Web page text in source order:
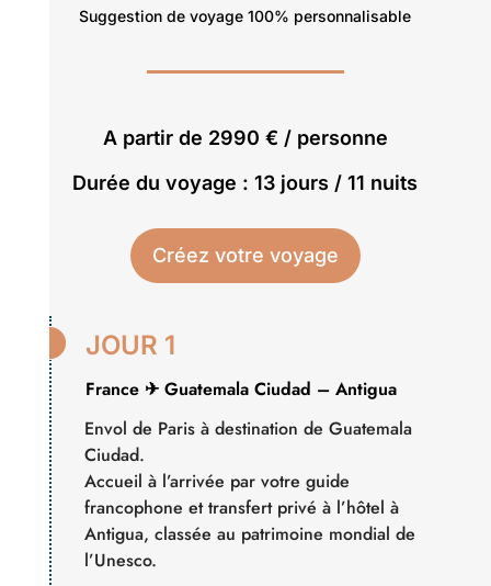
Suggestion de voyage 100% personnalisable
A partir de 2990 € / personne
Durée du voyage : 13 jours / 11 nuits
Créez votre voyage
 JOUR 1
France ✈︎ Guatemala Ciudad – Antigua
Envol de Paris à destination de Guatemala
Ciudad.
Accueil à l’arrivée par votre guide
francophone et transfert privé à l’hôtel à
Antigua, classée au patrimoine mondial de
l’Unesco.